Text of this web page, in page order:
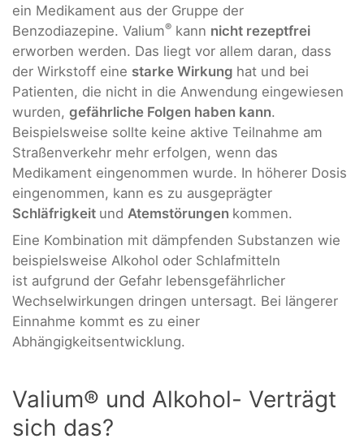
ein Medikament aus der Gruppe der
Benzodiazepine. Valium® kann nicht rezeptfrei
erworben werden. Das liegt vor allem daran, dass
der Wirkstoff eine starke Wirkung hat und bei
Patienten, die nicht in die Anwendung eingewiesen
wurden, gefährliche Folgen haben kann.
Beispielsweise sollte keine aktive Teilnahme am
Straßenverkehr mehr erfolgen, wenn das
Medikament eingenommen wurde. In höherer Dosis
eingenommen, kann es zu ausgeprägter
Schläfrigkeit und Atemstörungen kommen.
Eine Kombination mit dämpfenden Substanzen wie
beispielsweise Alkohol oder Schlafmitteln
ist aufgrund der Gefahr lebensgefährlicher
Wechselwirkungen dringen untersagt. Bei längerer
Einnahme kommt es zu einer
Abhängigkeitsentwicklung.
Valium® und Alkohol- Verträgt
sich das?